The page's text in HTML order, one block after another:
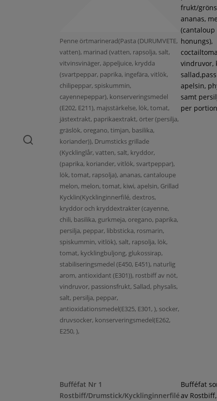
Penne örtmarinerad(Pasta (DURUMVETE,
vatten), marinad (vatten, rapsolja, salt,
vitvinsvinäger, äppeljuice, krydda
(svartpeppar, paprika, ingefära, vitlök,
chilipeppar, spiskummin,
cayennepeppar), konserveringsmedel
(E202, E211), majsstärkelse, lök, tomat,
jästextrakt, paprikaextrakt, örter (persilja,
gräslök, oregano, timjan, basilika,
koriander)), Drumsticks grillade
(Kycklinglår, vatten, salt, kryddor,
(paprika, koriander, vitlök, svartpeppar),
lök, tomat, rapsolja), ananas, cantaloupe
melon, melon, tomat, kiwi, apelsin, Grillad
Kycklin(Kycklinginnerfilé, dextros,
kryddor och kryddextrakter (cayenne,
chili, basilika, gurkmeja, oregano, paprika,
persilja, peppar, libbsticka, rosmarin,
spiskummin, vitlök), salt, rapsolja, lök,
tomat, kycklingbuljong, glukossirap,
stabiliseringsmedel (E450, E451), naturlig
arom, antioxidant (E301)), rostbiff av nöt,
vindruvor, passionsfrukt, Sallad, physalis,
salt, persilja, peppar,
antioxidationsmedel(E325, E301, ), socker,
druvsocker, konserveringsmedel(E262,
E250, ),
frukt/
ananas,
(cantaloup
honungs),
vindruvor,
apelsin,
samt
per
Bufféfat Nr 1
Rostbiff/Drumstick/Kycklinginnerfilé
Bufféfat
av Rostbiff,